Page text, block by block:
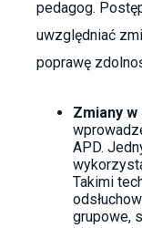
pedagog.
uwzględniać
poprawę
Zmiany
APD.
Takimi
grupowe,